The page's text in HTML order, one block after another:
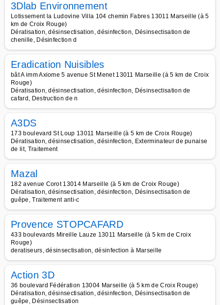
3Dlab Environnement
Lotissement la Ludovine Villa 104 chemin Fabres 13011 Marseille (à 5
km de Croix Rouge)
Dératisation, désinsectisation, désinfection, Désinsectisation de
chenille, Désinfection d
Eradication Nuisibles
bât A imm Axiome 5 avenue St Menet 13011 Marseille (à 5 km de Croix
Rouge)
Dératisation, désinsectisation, désinfection, Désinsectisation de
cafard, Destruction de n
A3DS
173 boulevard St Loup 13011 Marseille (à 5 km de Croix Rouge)
Dératisation, désinsectisation, désinfection, Exterminateur de punaise
de lit, Traitement
Mazal
182 avenue Corot 13014 Marseille (à 5 km de Croix Rouge)
Dératisation, désinsectisation, désinfection, Désinsectisation de
guêpe, Traitement anti-c
Provence STOPCAFARD
433 boulevards Mireille Lauze 13011 Marseille (à 5 km de Croix
Rouge)
deratiseurs, désinsectisation, désinfection à Marseille
Action 3D
36 boulevard Fédération 13004 Marseille (à 5 km de Croix Rouge)
Dératisation, désinsectisation, désinfection, Désinsectisation de
guêpe, Désinsectisation